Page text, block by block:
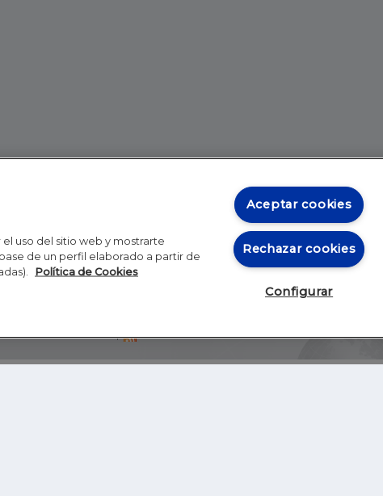
Inicio RSS
uso del sitio web y mostrarte
de un perfil elaborado a partir de
Política de Cookies
Aceptar cookies
Rechazar cookies
Configurar